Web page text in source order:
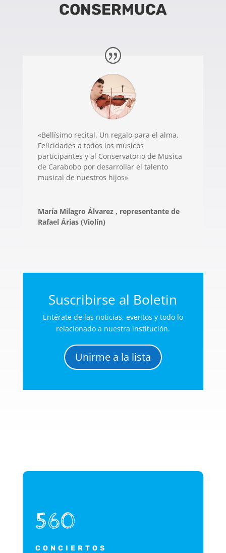
CONSERMUCA
«Bellísimo recital. Un regalo para el alma.
Felicidades a todos los músicos
participantes y al Conservatorio de Musica
de Carabobo por desarrollar el talento
musical de nuestros hijos»
María Milagro Álvarez , representante de
Rafael Árias (Violín)
Suscribirse al Boletin
Entérate de las noticias, eventos y todo lo
relacionado a nuestra institución.
Unirme a la lista
560
CONCIERTOS